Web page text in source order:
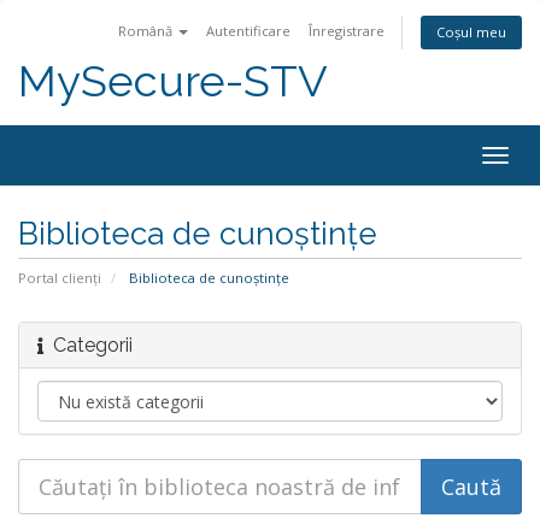
Română Autentificare Înregistrare Coșul meu
MySecure-STV
Biblioteca de cunoștințe
Portal clienți Biblioteca de cunoștințe
Categorii